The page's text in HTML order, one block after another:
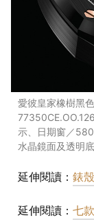
愛彼皇家橡樹黑
示、日期窗／
水晶鏡面及透明
延伸閱讀： 錶
延伸閱讀： 七